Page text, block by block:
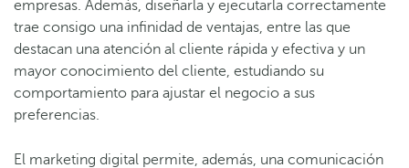
empresas. Además, diseñarla y ejecutarla correctamente
trae consigo una infinidad de ventajas, entre las que
destacan una atención al cliente rápida y efectiva y un
mayor conocimiento del cliente, estudiando su
comportamiento para ajustar el negocio a sus
preferencias.
El marketing digital permite, además, una comunicación